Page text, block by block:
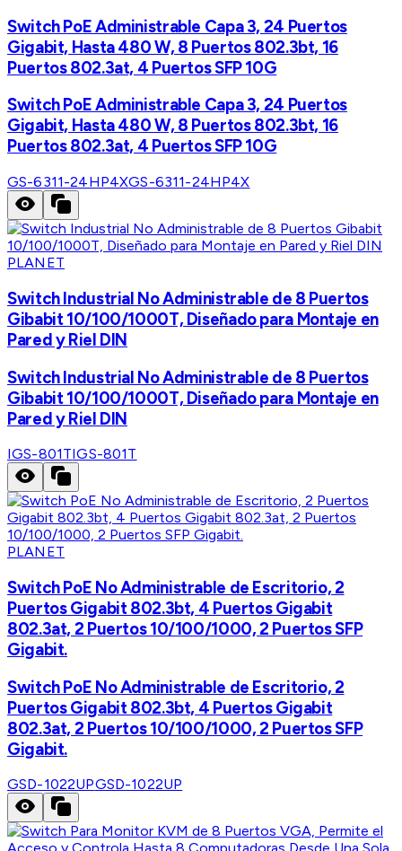
Switch PoE Administrable Capa 3, 24 Puertos
Gigabit, Hasta 480 W, 8 Puertos 802.3bt, 16
Puertos 802.3at, 4 Puertos SFP 10G
Switch PoE Administrable Capa 3, 24 Puertos
Gigabit, Hasta 480 W, 8 Puertos 802.3bt, 16
Puertos 802.3at, 4 Puertos SFP 10G
GS-6311-24HP4XGS-6311-24HP4X
PLANET
Switch Industrial No Administrable de 8 Puertos
Gibabit 10/100/1000T, Diseñado para Montaje en
Pared y Riel DIN
Switch Industrial No Administrable de 8 Puertos
Gibabit 10/100/1000T, Diseñado para Montaje en
Pared y Riel DIN
IGS-801TIGS-801T
PLANET
Switch PoE No Administrable de Escritorio, 2
Puertos Gigabit 802.3bt, 4 Puertos Gigabit
802.3at, 2 Puertos 10/100/1000, 2 Puertos SFP
Gigabit.
Switch PoE No Administrable de Escritorio, 2
Puertos Gigabit 802.3bt, 4 Puertos Gigabit
802.3at, 2 Puertos 10/100/1000, 2 Puertos SFP
Gigabit.
GSD-1022UPGSD-1022UP